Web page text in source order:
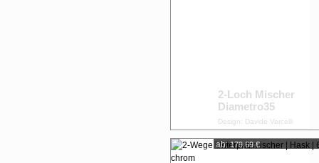
2-Loch Mischer
Diametro35
Design: Davide Vercelli
ab: 179,69 €